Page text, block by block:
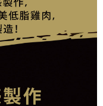
人之同意方可使用
失，本公司不負相關責
之用戶狀況，依本公司即
若發現惡意使用之情形，